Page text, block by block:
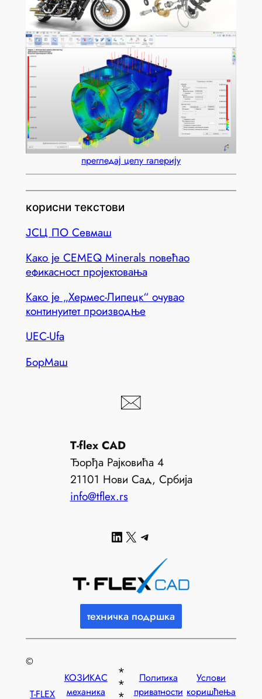
прегледај целу галерију
корисни текстови
ЈСЦ ПО Севмаш
Како је CEMEQ Minerals повећао
ефикасност пројектовања
Како је „Хермес-Липецк“ очувао
континуитет производње
UEC-Ufa
БорМаш
T-flex CAD
Ђорђа Рајковића 4
21101 Нови Сад, Србија
info@tflex.rs
LinkedIn X Telegram
техничка подршка
©
T-FLEX
КОЗИКАС
механика
Политика
приватности
Услови
коришћења